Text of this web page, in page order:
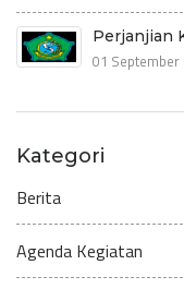
Perjanjian
01 September
Kategori
Berita
Agenda Kegiatan